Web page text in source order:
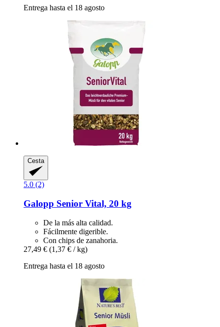
Entrega hasta el 18 agosto
Cesta
5.0 (2)
Galopp Senior Vital, 20 kg
De la más alta calidad.
Fácilmente digerible.
Con chips de zanahoria.
27,49 € (1,37 € / kg)
Entrega hasta el 18 agosto